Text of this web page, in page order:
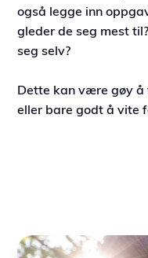
også legge inn
gleder de seg mest
seg selv?
Dette kan være gøy å
eller bare godt å vite